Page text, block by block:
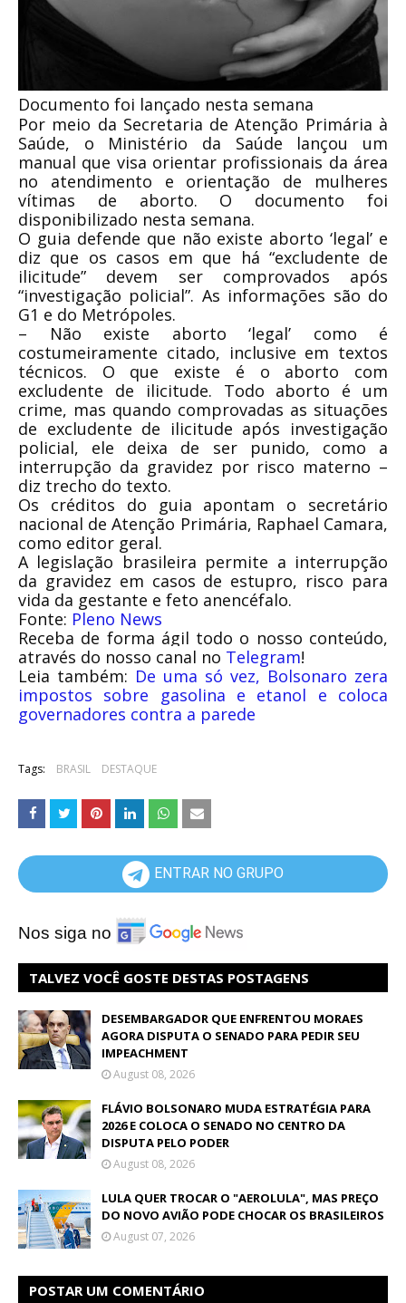
Documento foi lançado nesta semana
Por meio da Secretaria de Atenção Primária à
Saúde, o Ministério da Saúde lançou um
manual que visa orientar profissionais da área
no atendimento e orientação de mulheres
vítimas de aborto. O documento foi
disponibilizado nesta semana.
O guia defende que não existe aborto ‘legal’ e
diz que os casos em que há “excludente de
ilicitude” devem ser comprovados após
“investigação policial”. As informações são do
G1 e do Metrópoles.
– Não existe aborto ‘legal’ como é
costumeiramente citado, inclusive em textos
técnicos. O que existe é o aborto com
excludente de ilicitude. Todo aborto é um
crime, mas quando comprovadas as situações
de excludente de ilicitude após investigação
policial, ele deixa de ser punido, como a
interrupção da gravidez por risco materno –
diz trecho do texto.
Os créditos do guia apontam o secretário
nacional de Atenção Primária, Raphael Camara,
como editor geral.
A legislação brasileira permite a interrupção
da gravidez em casos de estupro, risco para
vida da gestante e feto anencéfalo.
Fonte: Pleno News
Receba de forma ágil todo o nosso conteúdo,
através do nosso canal no Telegram!
Leia também: De uma só vez, Bolsonaro zera
impostos sobre gasolina e etanol e coloca
governadores contra a parede
Tags: BRASIL DESTAQUE
ENTRAR NO GRUPO
Nos siga no
TALVEZ VOCÊ GOSTE DESTAS POSTAGENS
DESEMBARGADOR QUE ENFRENTOU MORAES
AGORA DISPUTA O SENADO PARA PEDIR SEU
IMPEACHMENT
August 08, 2026
FLÁVIO BOLSONARO MUDA ESTRATÉGIA PARA
2026 E COLOCA O SENADO NO CENTRO DA
DISPUTA PELO PODER
August 08, 2026
LULA QUER TROCAR O "AEROLULA", MAS PREÇO
DO NOVO AVIÃO PODE CHOCAR OS BRASILEIROS
August 07, 2026
POSTAR UM COMENTÁRIO